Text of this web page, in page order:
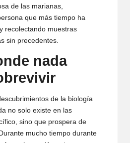
de las marianas,
que más tiempo ha
recolectando muestras
sin precedentes.
nada
de la biología
no solo existe en las
sino que prospera de
mucho tiempo durante